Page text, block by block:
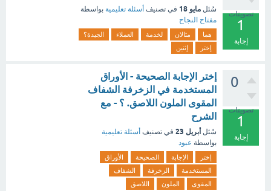
تصويتات
1
إجابة
سُئل مايو 18 في تصنيف أسئلة تعليمية بواسطة
مفتاح النجاح
هما مثالان لخدمة العملاء
الجيدة؟
إختر
إثنين
0
تصويتات
1
إجابة
إختر الإجابة الصحيحة - الأوراق
المستخدمة في الزخرفة الشفاف
المقوى الملون اللاصق. ؟ - مع
الشرح
سُئل أبريل 23 في تصنيف أسئلة تعليمية
بواسطة عبود
إختر الإجابة الصحيحة
الأوراق
المستخدمة
الزخرفة
الشفاف
المقوى
الملون اللاصق